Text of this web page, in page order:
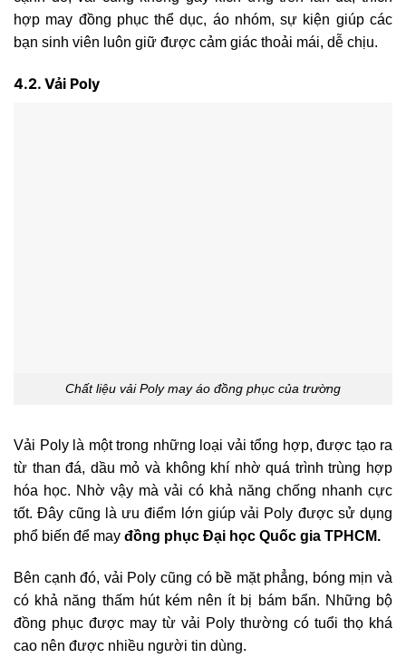
hợp may đồng phục thể dục, áo nhóm, sự kiện giúp các
bạn sinh viên luôn giữ được cảm giác thoải mái, dễ chịu.
4.2. Vải Poly
Chất liệu vải Poly may áo đồng phục của trường
Vải Poly là một trong những loại vải tổng hợp, được tạo ra
từ than đá, dầu mỏ và không khí nhờ quá trình trùng hợp
hóa học. Nhờ vậy mà vải có khả năng chống nhanh cực
tốt. Đây cũng là ưu điểm lớn giúp vải Poly được sử dụng
phổ biến để may đồng phục Đại học Quốc gia TPHCM.
Bên cạnh đó, vải Poly cũng có bề mặt phẳng, bóng mịn và
có khả năng thấm hút kém nên ít bị bám bẩn. Những bộ
đồng phục được may từ vải Poly thường có tuổi thọ khá
cao nên được nhiều người tin dùng.